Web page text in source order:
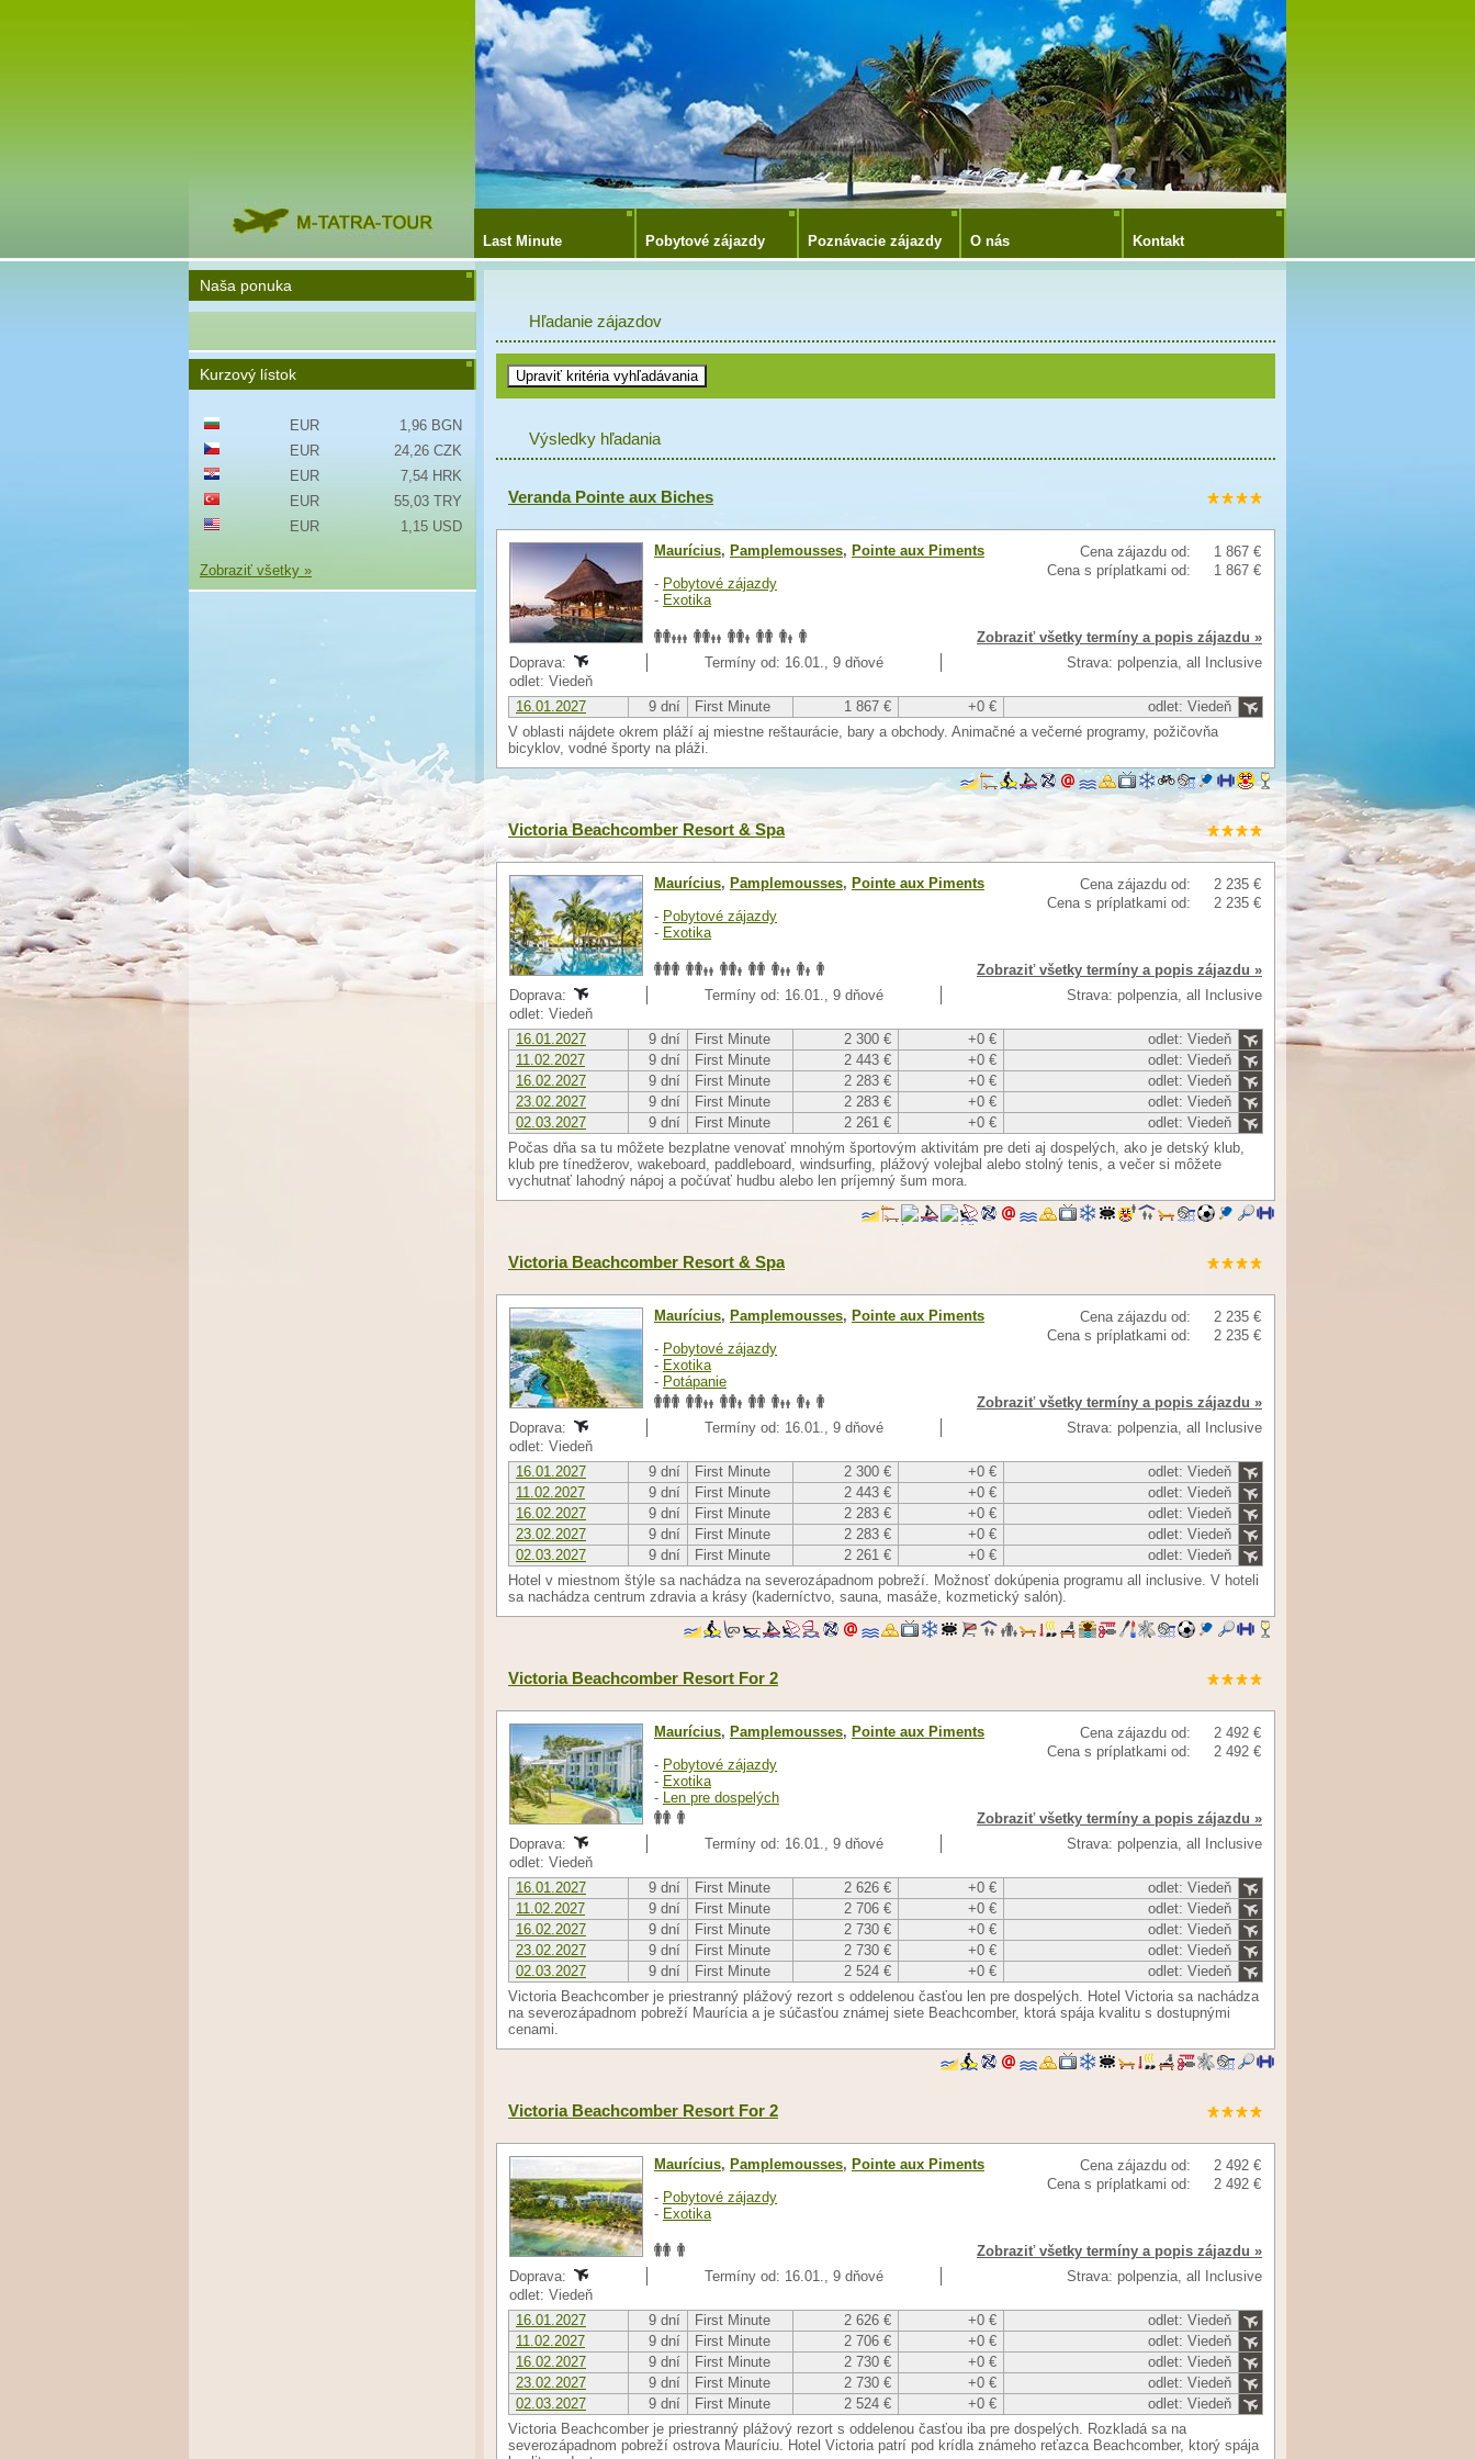
Last Minute Pobytové zájazdy Poznávacie zájazdy O nás Kontakt
Hľadanie zájazdov
Výsledky hľadania
Veranda Pointe aux Biches
Cena zájazdu od:
1 867 €
Cena s príplatkami od:
1 867 €
Maurícius, Pamplemousses, Pointe aux Piments
- Pobytové zájazdy
- Exotika
Zobraziť všetky termíny a popis zájazdu »
Doprava:
Termíny od: 16.01., 9 dňové
Strava: polpenzia, all Inclusive
odlet: Viedeň
16.01.2027
9 dní First Minute 1 867 € +0 €
odlet: Viedeň
V oblasti nájdete okrem pláží aj miestne reštaurácie, bary a obchody. Animačné a večerné programy, požičovňa
bicyklov, vodné športy na pláži.
Victoria Beachcomber Resort & Spa
Cena zájazdu od:
2 235 €
Cena s príplatkami od:
2 235 €
Maurícius, Pamplemousses, Pointe aux Piments
- Pobytové zájazdy
- Exotika
Zobraziť všetky termíny a popis zájazdu »
Doprava:
Termíny od: 16.01., 9 dňové
Strava: polpenzia, all Inclusive
odlet: Viedeň
16.01.2027
9 dní First Minute 2 300 € +0 €
odlet: Viedeň
11.02.2027
9 dní First Minute 2 443 € +0 €
odlet: Viedeň
16.02.2027
9 dní First Minute 2 283 € +0 €
odlet: Viedeň
23.02.2027
9 dní First Minute 2 283 € +0 €
odlet: Viedeň
02.03.2027
9 dní First Minute 2 261 € +0 €
odlet: Viedeň
Počas dňa sa tu môžete bezplatne venovať mnohým športovým aktivitám pre deti aj dospelých, ako je detský klub,
klub pre tínedžerov, wakeboard, paddleboard, windsurfing, plážový volejbal alebo stolný tenis, a večer si môžete
vychutnať lahodný nápoj a počúvať hudbu alebo len príjemný šum mora.
Victoria Beachcomber Resort & Spa
Cena zájazdu od:
2 235 €
Cena s príplatkami od:
2 235 €
Maurícius, Pamplemousses, Pointe aux Piments
- Pobytové zájazdy
- Exotika
- Potápanie
Zobraziť všetky termíny a popis zájazdu »
Doprava:
Termíny od: 16.01., 9 dňové
Strava: polpenzia, all Inclusive
odlet: Viedeň
16.01.2027
9 dní First Minute 2 300 € +0 €
odlet: Viedeň
11.02.2027
9 dní First Minute 2 443 € +0 €
odlet: Viedeň
16.02.2027
9 dní First Minute 2 283 € +0 €
odlet: Viedeň
23.02.2027
9 dní First Minute 2 283 € +0 €
odlet: Viedeň
02.03.2027
9 dní First Minute 2 261 € +0 €
odlet: Viedeň
Hotel v miestnom štýle sa nachádza na severozápadnom pobreží. Možnosť dokúpenia programu all inclusive. V hoteli
sa nachádza centrum zdravia a krásy (kaderníctvo, sauna, masáže, kozmetický salón).
Victoria Beachcomber Resort For 2
Cena zájazdu od:
2 492 €
Cena s príplatkami od:
2 492 €
Maurícius, Pamplemousses, Pointe aux Piments
- Pobytové zájazdy
- Exotika
- Len pre dospelých
Zobraziť všetky termíny a popis zájazdu »
Doprava:
Termíny od: 16.01., 9 dňové
Strava: polpenzia, all Inclusive
odlet: Viedeň
16.01.2027
9 dní First Minute 2 626 € +0 €
odlet: Viedeň
11.02.2027
9 dní First Minute 2 706 € +0 €
odlet: Viedeň
16.02.2027
9 dní First Minute 2 730 € +0 €
odlet: Viedeň
23.02.2027
9 dní First Minute 2 730 € +0 €
odlet: Viedeň
02.03.2027
9 dní First Minute 2 524 € +0 €
odlet: Viedeň
Victoria Beachcomber je priestranný plážový rezort s oddelenou časťou len pre dospelých. Hotel Victoria sa nachádza
na severozápadnom pobreží Maurícia a je súčasťou známej siete Beachcomber, ktorá spája kvalitu s dostupnými
cenami.
Victoria Beachcomber Resort For 2
Cena zájazdu od:
2 492 €
Cena s príplatkami od:
2 492 €
Maurícius, Pamplemousses, Pointe aux Piments
- Pobytové zájazdy
- Exotika
Zobraziť všetky termíny a popis zájazdu »
Doprava:
Termíny od: 16.01., 9 dňové
Strava: polpenzia, all Inclusive
odlet: Viedeň
16.01.2027
9 dní First Minute 2 626 € +0 €
odlet: Viedeň
11.02.2027
9 dní First Minute 2 706 € +0 €
odlet: Viedeň
16.02.2027
9 dní First Minute 2 730 € +0 €
odlet: Viedeň
23.02.2027
9 dní First Minute 2 730 € +0 €
odlet: Viedeň
02.03.2027
9 dní First Minute 2 524 € +0 €
odlet: Viedeň
Victoria Beachcomber je priestranný plážový rezort s oddelenou časťou iba pre dospelých. Rozkladá sa na
severozápadnom pobreží ostrova Mauríciu. Hotel Victoria patrí pod krídla známeho reťazca Beachcomber, ktorý spája
Naša ponuka
Kurzový lístok
EUR
1,96 BGN
EUR
24,26 CZK
EUR
7,54 HRK
EUR
55,03 TRY
EUR
1,15 USD
Zobraziť všetky »